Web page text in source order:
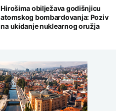
Hirošima obilježava godišnjicu
atomskog bombardovanja: Poziv
na ukidanje nuklearnog oružja